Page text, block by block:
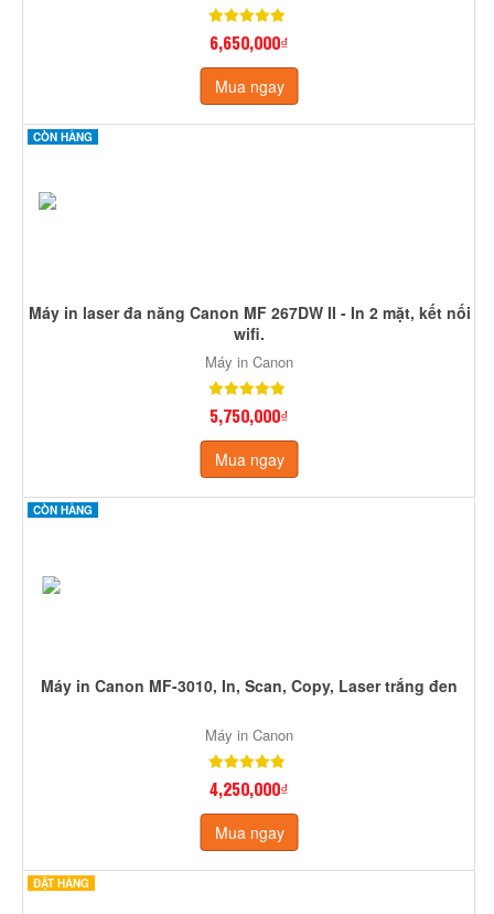
6,650,000₫
Mua ngay
CÒN HÀNG
Máy in laser đa năng Canon MF 267DW II - In 2 mặt, kết nối
wifi.
Máy in Canon
5,750,000₫
Mua ngay
CÒN HÀNG
Máy in Canon MF-3010, In, Scan, Copy, Laser trắng đen
Máy in Canon
4,250,000₫
Mua ngay
ĐẶT HÀNG